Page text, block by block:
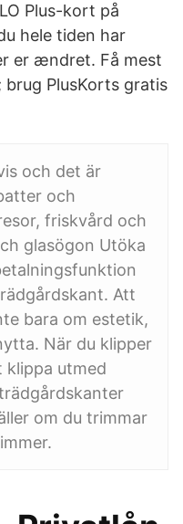
Plus-kort på
hele tiden har
er ændret. Få mest
PlusKorts gratis
och det är
och
friskvård och
glasögon Utöka
Att
bara om estetik,
När du klipper
klippa utmed
om du trimmar